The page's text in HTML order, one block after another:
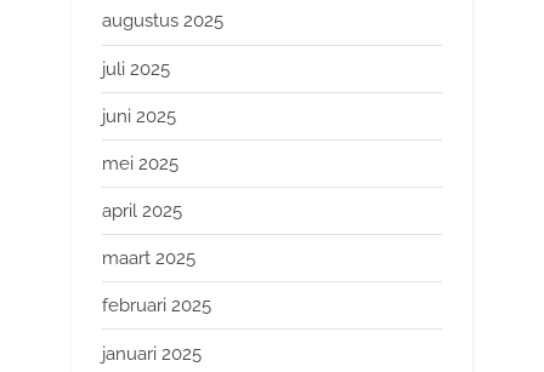
augustus 2025
juli 2025
juni 2025
mei 2025
april 2025
maart 2025
februari 2025
januari 2025